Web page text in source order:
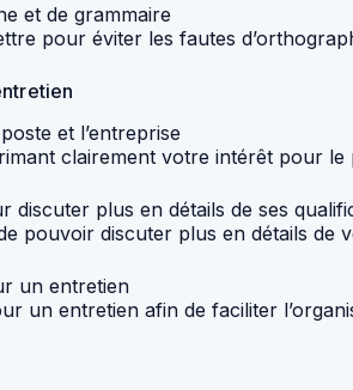
et de grammaire
pour éviter les fautes
et l’entreprise
clairement votre intérêt pour le
plus en détails de ses
pouvoir discuter plus en détails de
un entretien
un entretien afin de faciliter